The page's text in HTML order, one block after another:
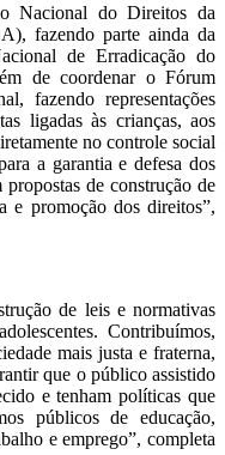
Nacional do Direitos da
fazendo parte ainda da
de Erradicação do
de coordenar o Fórum
fazendo representações
ligadas às crianças, aos
no controle social
a garantia e defesa dos
de construção de
e promoção dos direitos”,
de leis e normativas
Contribuímos,
mais justa e fraterna,
que o público assistido
e tenham políticas que
públicos de educação,
e emprego”, completa